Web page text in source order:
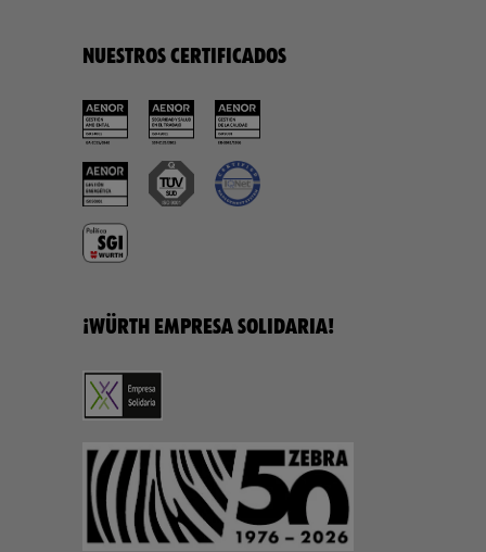
NUESTROS CERTIFICADOS
¡WÜRTH EMPRESA SOLIDARIA!